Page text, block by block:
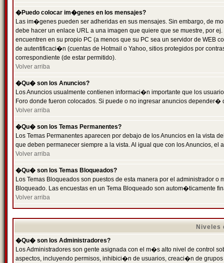
�Puedo colocar im�genes en los mensajes?
Las im�genes pueden ser adheridas en sus mensajes. Sin embargo, de
debe hacer un enlace URL a una imagen que quiere que se muestre, por
encuentren en su propio PC (a menos que su PC sea un servidor de
de autentificaci�n (cuentas de Hotmail o Yahoo, sitios protegidos por
correspondiente (de estar permitido).
Volver arriba
�Qu� son los Anuncios?
Los Anuncios usualmente contienen informaci�n importante que los
Foro donde fueron colocados. Si puede o no ingresar anuncios
Volver arriba
�Qu� son los Temas Permanentes?
Los Temas Permanentes aparecen por debajo de los Anuncios en la
que deben permanecer siempre a la vista. Al igual que con los Anuncios,
Volver arriba
�Qu� son los Temas Bloqueados?
Los Temas Bloqueados son puestos de esta manera por el administrador
Bloqueado. Las encuestas en un Tema Bloqueado son autom�ticamente
Volver arriba
Niveles
�Qu� son los Administradores?
Los Administradores son gente asignada con el m�s alto nivel de control
aspectos, incluyendo permisos, inhibici�n de usuarios, creaci�n de